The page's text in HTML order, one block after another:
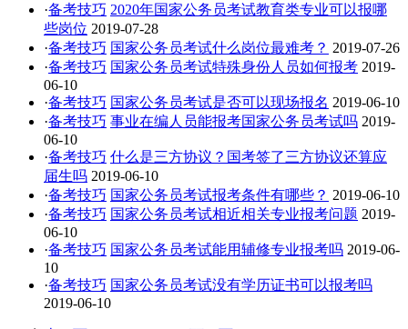
·备考技巧 2020年国家公务员考试教育类专业可以报哪
些岗位 2019-07-28
·备考技巧 国家公务员考试什么岗位最难考？ 2019-07-26
·备考技巧 国家公务员考试特殊身份人员如何报考 2019-
06-10
·备考技巧 国家公务员考试是否可以现场报名 2019-06-10
·备考技巧 事业在编人员能报考国家公务员考试吗 2019-
06-10
·备考技巧 什么是三方协议？国考签了三方协议还算应
届生吗 2019-06-10
·备考技巧 国家公务员考试报考条件有哪些？ 2019-06-10
·备考技巧 国家公务员考试相近相关专业报考问题 2019-
06-10
·备考技巧 国家公务员考试能用辅修专业报考吗 2019-06-
10
·备考技巧 国家公务员考试没有学历证书可以报考吗
2019-06-10